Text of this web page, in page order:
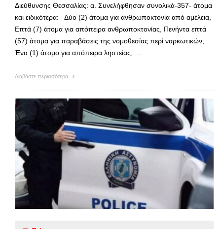
Διεύθυνσης Θεσσαλίας: α. Συνελήφθησαν συνολικά-357- άτομα
και ειδικότερα: Δύο (2) άτομα για ανθρωποκτονία από αμέλεια,
Επτά (7) άτομα για απόπειρα ανθρωποκτονίας, Πενήντα επτά
(57) άτομα για παραβάσεις της νομοθεσίας περί ναρκωτικών,
Ένα (1) άτομο για απόπειρα ληστείας, …
Διαβάστε περισσότερα